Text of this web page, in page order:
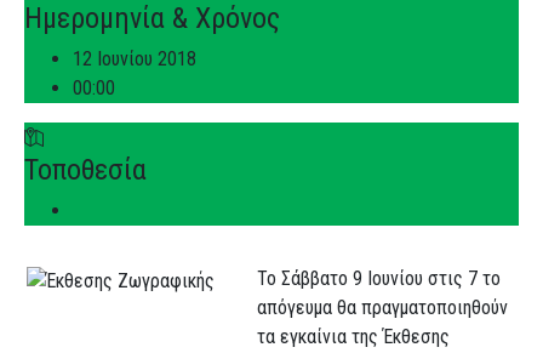
Ημερομηνία & Xρόνος
12 Ιουνίου 2018
00:00
Τοποθεσία
Το Σάββατο 9 Ιουνίου στις 7 το
απόγευμα θα πραγματοποιηθούν
τα εγκαίνια της Έκθεσης